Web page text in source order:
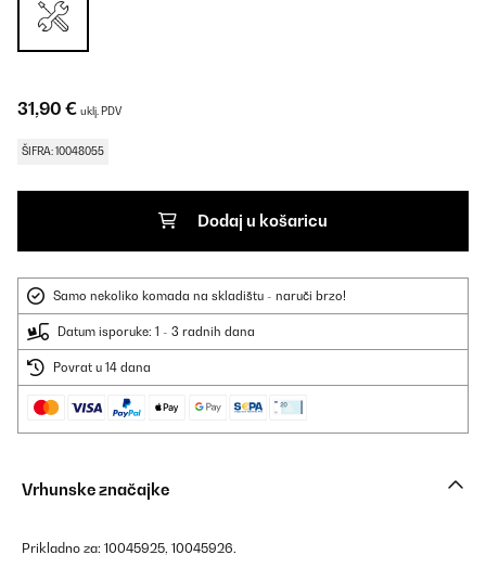
31,90 € uklj. PDV
ŠIFRA: 10048055
Dodaj u košaricu
Samo nekoliko komada na skladištu - naruči brzo!
Datum isporuke: 1 - 3 radnih dana
Povrat u 14 dana
Vrhunske značajke
Prikladno za: 10045925, 10045926.